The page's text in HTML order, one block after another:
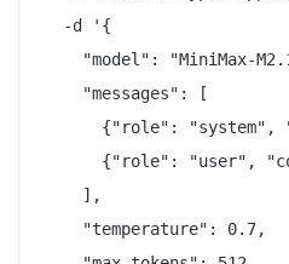
  -d '{
"model": "MiniMax-
    "messages": [
{"role": "system",
{"role": "user",
    ],
    "temperature": 0.7,